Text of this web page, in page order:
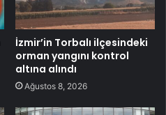
İzmir’in Torbalı ilçesindeki
orman yangını kontrol
altına alındı
Ağustos 8, 2026